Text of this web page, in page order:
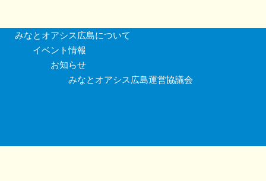
みなとオアシス広島について
イベント情報
お知らせ
みなとオアシス広島運営協議会